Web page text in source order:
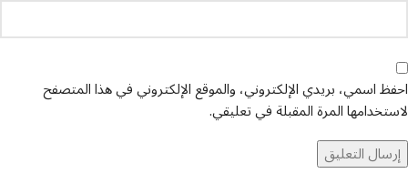
احفظ اسمي، بريدي الإلكتروني، والموقع الإلكتروني في هذا المتصفح
لاستخدامها المرة المقبلة في تعليقي.